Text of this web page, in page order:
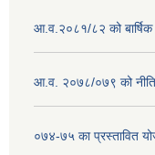
आ.व.२०८१/८२ को
आ.व. २०७८/०७९ को
०७४-७५ का प्रस्तावित